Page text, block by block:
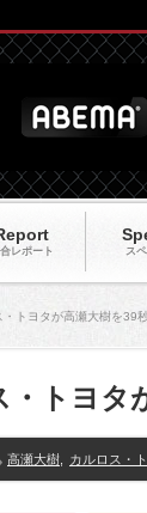
レポート ス
・トヨタが高瀬大樹を39
・トヨタ
高瀬大樹 カルロス・